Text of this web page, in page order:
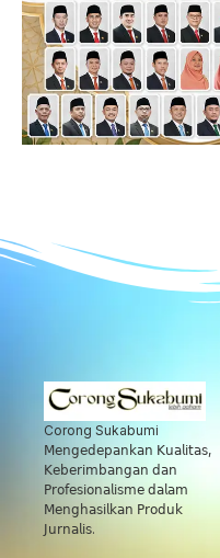
Corong Sukabumi
𝖬𝖾𝗇𝗀𝖾𝖽𝖾𝗉𝖺𝗇𝗄𝖺𝗇 𝖪𝗎𝖺𝗅𝗂𝗍𝖺𝗌,
𝖪𝖾𝖻𝖾𝗋𝗂𝗆𝖻𝖺𝗇𝗀𝖺𝗇 𝖽𝖺𝗇
𝖯𝗋𝗈𝖿𝖾𝗌𝗂𝗈𝗇𝖺𝗅𝗂𝗌𝗆𝖾 𝖽𝖺𝗅𝖺𝗆
𝖬𝖾𝗇𝗀𝗁𝖺𝗌𝗂𝗅𝗄𝖺𝗇 𝖯𝗋𝗈𝖽𝗎𝗄
𝖩𝗎𝗋𝗇𝖺𝗅𝗂𝗌.